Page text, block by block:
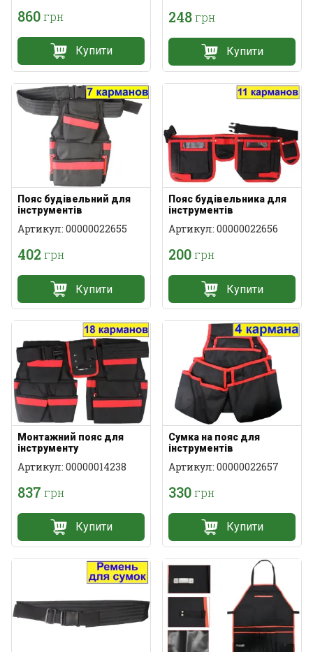
860грн
Купити
248грн
Купити
Пояс будівельний для
інструментів
Артикул: 00000022655
402 грн
Купити
Пояс будівельника для
інструментів
Артикул: 00000022656
200грн
Купити
Монтажний пояс для
інструменту
Артикул: 00000014238
837 грн
Купити
Сумка на пояс для
інструментів
Артикул: 00000022657
330грн
Купити